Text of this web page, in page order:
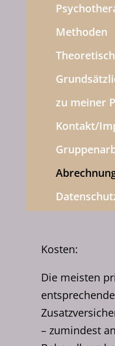
Methoden
zu meiner
Kontakt/
Kosten:
Die meisten
entsprechende
– zumindest